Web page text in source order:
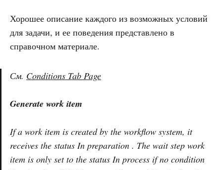
Хорошее описание каждого из возможных условий
для задачи, и ее поведения представлено в
справочном материале.
См. Conditions Tab Page
Generate work item
If a work item is created by the workflow system, it
receives the status In preparation . The wait step work
item is only set to the status In process if no condition